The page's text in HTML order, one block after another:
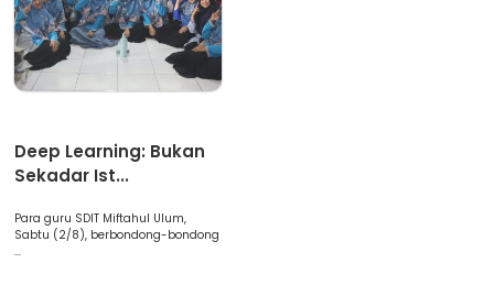
Deep Learning: Bukan
Sekadar Ist...
Para guru SDIT Miftahul Ulum,
Sabtu (2/8), berbondong-bondong
...